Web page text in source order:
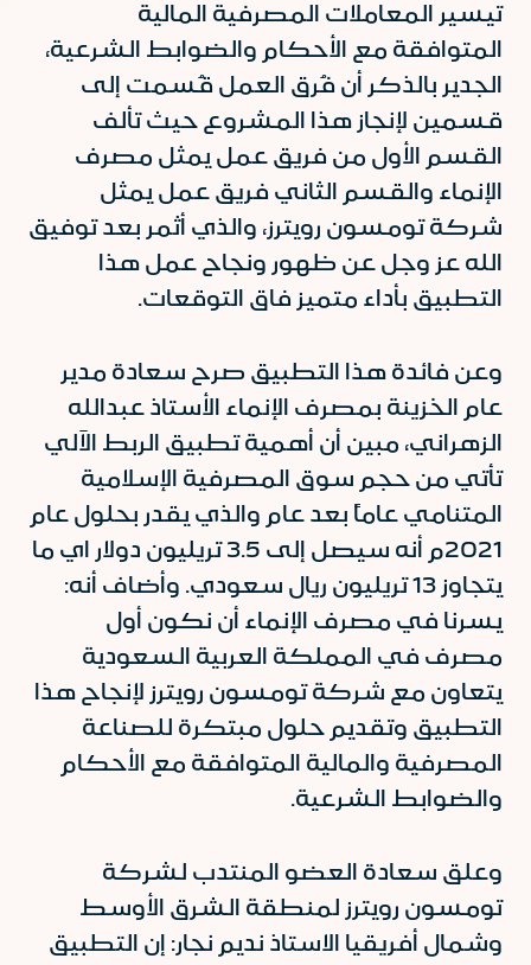
تيسير المعاملات المصرفية المالية
المتوافقة مع الأحكام والضوابط الشرعية،
الجدير بالذكر أن فُرق العمل قُسمت إلى
قسمين لإنجاز هذا المشروع حيث تألف
القسم الأول من فريق عمل يمثل مصرف
الإنماء والقسم الثاني فريق عمل يمثل
شركة تومسون رويترز، والذي أثمر بعد توفيق
الله عز وجل عن ظهور ونجاح عمل هذا
التطبيق بأداء متميز فاق التوقعات.
وعن فائدة هذا التطبيق صرح سعادة مدير
عام الخزينة بمصرف الإنماء الأستاذ عبدالله
الزهراني، مبين أن أهمية تطبيق الربط الآلي
تأتي من حجم سوق المصرفية الإسلامية
المتنامي عاماً بعد عام والذي يقدر بحلول عام
2021م أنه سيصل إلى 3.5 تريليون دولار اي ما
يتجاوز 13 تريليون ريال سعودي. وأضاف أنه:
يسرنا في مصرف الإنماء أن نكون أول
مصرف في المملكة العربية السعودية
يتعاون مع شركة تومسون رويترز لإنجاح هذا
التطبيق وتقديم حلول مبتكرة للصناعة
المصرفية والمالية المتوافقة مع الأحكام
والضوابط الشرعية.
وعلق سعادة العضو المنتدب لشركة
تومسون رويترز لمنطقة الشرق الأوسط
وشمال أفريقيا الاستاذ نديم نجار: إن التطبيق